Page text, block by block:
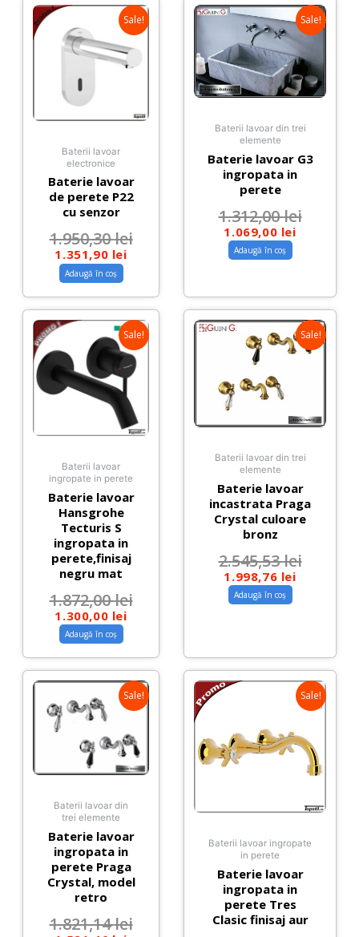
Sale!
Baterii lavoar
electronice
Baterie lavoar
de perete P22
cu senzor
1.950,30lei
1.351,90 lei
Adaugă în coș
Sale!
Baterii lavoar din trei
elemente
Baterie lavoar G3
ingropata in
perete
1.312,00lei
1.069,00 lei
Adaugă în coș
Sale!
Baterii lavoar
ingropate in perete
Baterie lavoar
Hansgrohe
Tecturis S
ingropata in
perete,finisaj
negru mat
1.872,00lei
1.300,00 lei
Adaugă în coș
Sale!
Baterii lavoar din trei
elemente
Baterie lavoar
incastrata Praga
Crystal culoare
bronz
2.545,53lei
1.998,76 lei
Adaugă în coș
Sale!
Baterii lavoar din
trei elemente
Baterie lavoar
ingropata in
perete Praga
Crystal, model
retro
1.821,14lei
Sale!
Baterii lavoar ingropate
in perete
Baterie lavoar
ingropata in
perete Tres
Clasic finisaj aur